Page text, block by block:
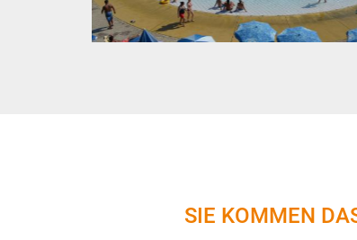
SIE KOMMEN